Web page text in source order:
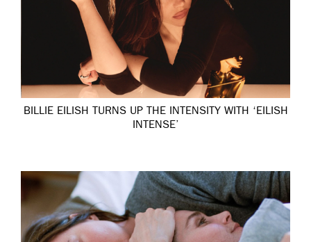
BILLIE EILISH TURNS UP THE INTENSITY WITH ‘EILISH
INTENSE’